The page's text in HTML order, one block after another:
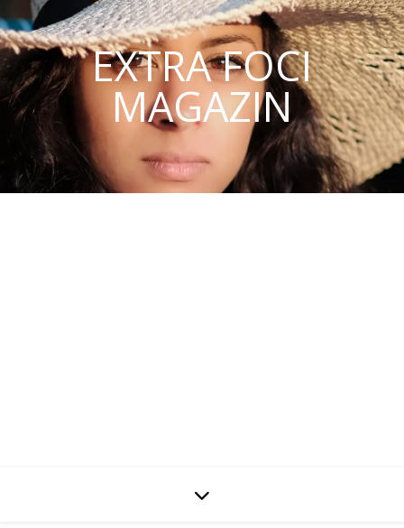
EXTRA FOCI
MAGAZIN